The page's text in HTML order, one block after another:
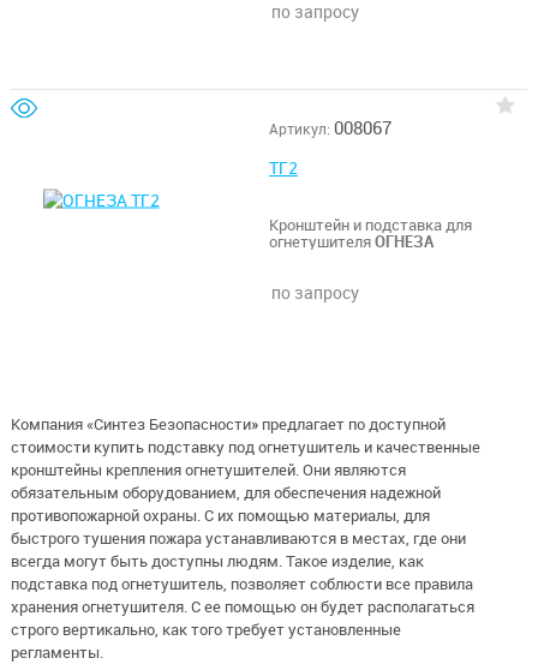
по запросу
Артикул: 008067
ТГ2
Кронштейн и подставка для
огнетушителяОГНЕЗА
по запросу
Компания «Синтез Безопасности» предлагает по доступной
стоимости купить подставку под огнетушитель и качественные
кронштейны крепления огнетушителей. Они являются
обязательным оборудованием, для обеспечения надежной
противопожарной охраны. С их помощью материалы, для
быстрого тушения пожара устанавливаются в местах, где они
всегда могут быть доступны людям. Такое изделие, как
подставка под огнетушитель, позволяет соблюсти все правила
хранения огнетушителя. С ее помощью он будет располагаться
строго вертикально, как того требует установленные
регламенты.